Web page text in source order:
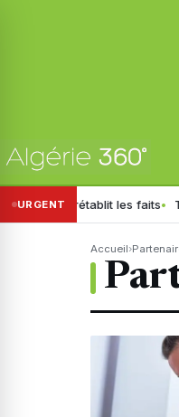
URGENT
les faits Tolérance
Accueil›